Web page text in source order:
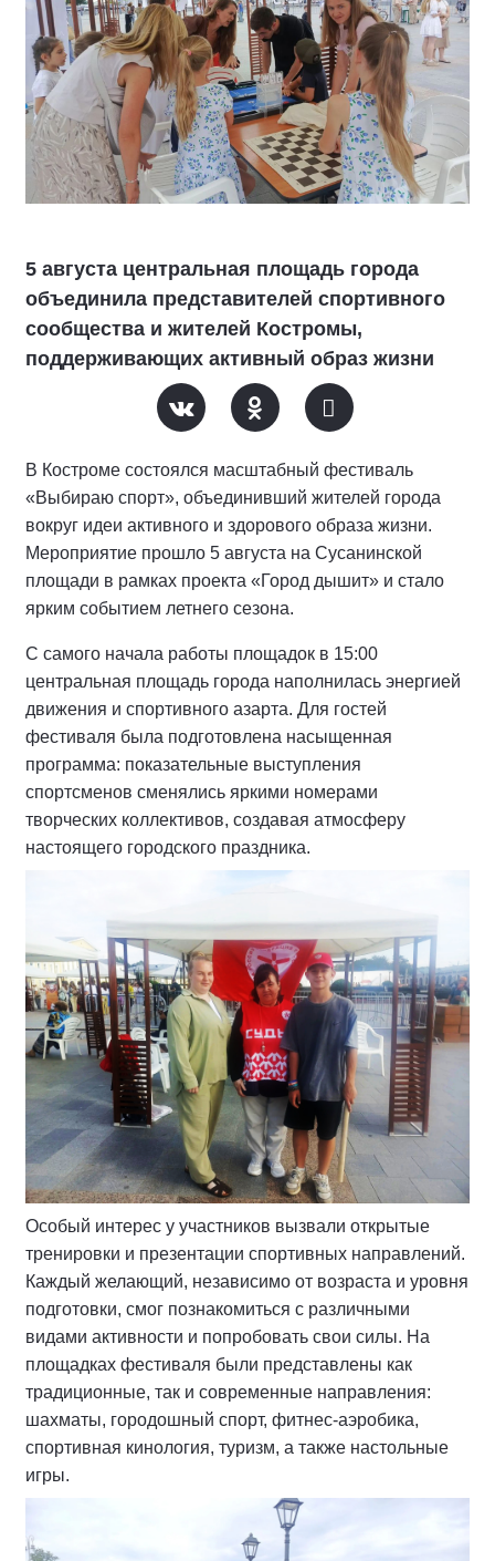
5 августа центральная площадь города
объединила представителей спортивного
сообщества и жителей Костромы,
поддерживающих активный образ жизни
В Костроме состоялся масштабный фестиваль
«Выбираю спорт», объединивший жителей города
вокруг идеи активного и здорового образа жизни.
Мероприятие прошло 5 августа на Сусанинской
площади в рамках проекта «Город дышит» и стало
ярким событием летнего сезона.
С самого начала работы площадок в 15:00
центральная площадь города наполнилась энергией
движения и спортивного азарта. Для гостей
фестиваля была подготовлена насыщенная
программа: показательные выступления
спортсменов сменялись яркими номерами
творческих коллективов, создавая атмосферу
настоящего городского праздника.
Особый интерес у участников вызвали открытые
тренировки и презентации спортивных направлений.
Каждый желающий, независимо от возраста и уровня
подготовки, смог познакомиться с различными
видами активности и попробовать свои силы. На
площадках фестиваля были представлены как
традиционные, так и современные направления:
шахматы, городошный спорт, фитнес-аэробика,
спортивная кинология, туризм, а также настольные
игры.